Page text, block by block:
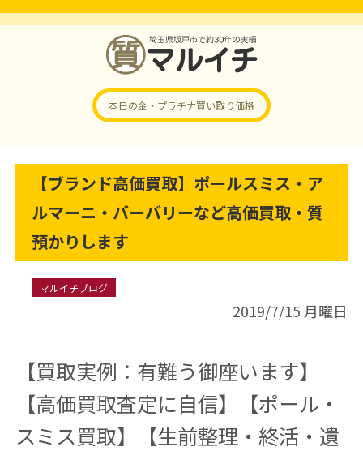
本日の金・プラチナ買い取り価格
【ブランド高価買取】ポールスミス・ア
ルマーニ・バーバリーなど高価買取・質
預かりします
マルイチブログ
2019/7/15 月曜日
【買取実例：有難う御座います】
【高価買取査定に自信】【ポール・
スミス買取】【生前整理・終活・遺